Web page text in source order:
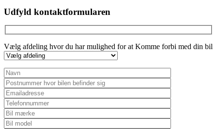
Udfyld kontaktformularen
Vælg afdeling hvor du har mulighed for at Komme forbi med din bil